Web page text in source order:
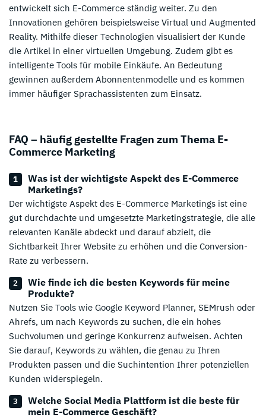
entwickelt sich E-Commerce ständig weiter. Zu den
Innovationen gehören beispielsweise Virtual und Augmented
Reality. Mithilfe dieser Technologien visualisiert der Kunde
die Artikel in einer virtuellen Umgebung. Zudem gibt es
intelligente Tools für mobile Einkäufe. An Bedeutung
gewinnen außerdem Abonnentenmodelle und es kommen
immer häufiger Sprachassistenten zum Einsatz.
FAQ – häufig gestellte Fragen zum Thema E-
Commerce Marketing
Was ist der wichtigste Aspekt des E-Commerce
Marketings?
Der wichtigste Aspekt des E-Commerce Marketings ist eine
gut durchdachte und umgesetzte Marketingstrategie, die alle
relevanten Kanäle abdeckt und darauf abzielt, die
Sichtbarkeit Ihrer Website zu erhöhen und die Conversion-
Rate zu verbessern.
Wie finde ich die besten Keywords für meine
Produkte?
Nutzen Sie Tools wie Google Keyword Planner, SEMrush oder
Ahrefs, um nach Keywords zu suchen, die ein hohes
Suchvolumen und geringe Konkurrenz aufweisen. Achten
Sie darauf, Keywords zu wählen, die genau zu Ihren
Produkten passen und die Suchintention Ihrer potenziellen
Kunden widerspiegeln.
Welche Social Media Plattform ist die beste für
mein E-Commerce Geschäft?